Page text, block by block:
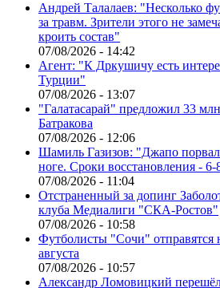
Андрей Талалаев: "Несколько
за травм. Зрители этого не
кроить состав"
07/08/2026 - 14:42
Агент: "К Дркушичу есть
Турции"
07/08/2026 - 13:07
"Галатасарай" предложил 33
Батракова
07/08/2026 - 12:06
Шамиль Газизов: "Джапо
ноге. Сроки восстановления - 6-
07/08/2026 - 11:04
Отстраненный за допинг
клуба Медиалиги "СКА-Ростов"
07/08/2026 - 10:58
Футболисты "Сочи" отправятся
августа
07/08/2026 - 10:57
Александр Ломовицкий